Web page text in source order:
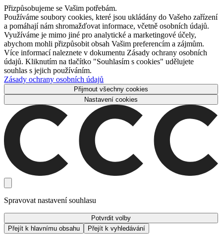
Přizpůsobujeme se Vašim potřebám.
Používáme soubory cookies, které jsou ukládány do Vašeho zařízení
a pomáhají nám shromažďovat informace, včetně osobních údajů.
Využíváme je mimo jiné pro analytické a marketingové účely,
abychom mohli přizpůsobit obsah Vašim preferencím a zájmům.
Více informací naleznete v dokumentu Zásady ochrany osobních
údajů. Kliknutím na tlačítko "Souhlasím s cookies" udělujete
souhlas s jejich používáním.
Zásady ochrany osobních údajů
Přijmout všechny cookies
Nastavení cookies
Spravovat nastavení souhlasu
Potvrdit volby
Přejít k hlavnímu obsahu
Přejít k vyhledávání